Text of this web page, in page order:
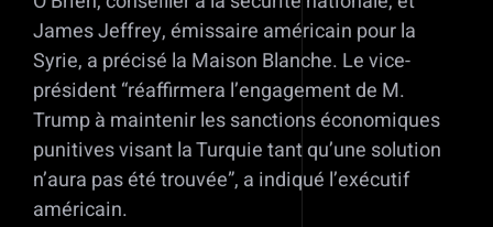
James Jeffrey, émissaire américain pour la
Syrie, a précisé la Maison Blanche. Le vice-
président “réaffirmera l’engagement de M.
Trump à maintenir les sanctions économiques
punitives visant la Turquie tant qu’une solution
n’aura pas été trouvée”, a indiqué l’exécutif
américain.